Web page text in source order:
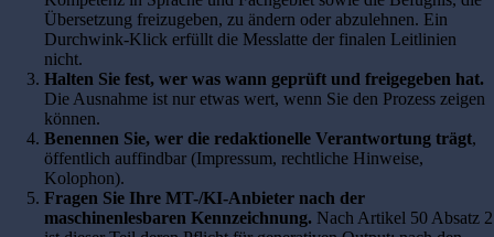
Übersetzung freizugeben, zu ändern oder abzulehnen. Ein
Durchwink-Klick erfüllt die Messlatte der finalen Leitlinien
nicht.
Halten Sie fest, wer was wann geprüft und freigegeben hat.
Die Ausnahme ist nur etwas wert, wenn Sie den Prozess zeigen
können.
Benennen Sie, wer die redaktionelle Verantwortung trägt,
öffentlich auffindbar (Impressum, rechtliche Hinweise,
Kolophon).
Fragen Sie Ihre MT-/KI-Anbieter nach der
maschinenlesbaren Kennzeichnung. Nach Artikel 50 Absatz 2